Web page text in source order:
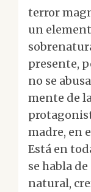
terror
un
presente,
no se
mente de
madre, en
Está en
se habla
natural,